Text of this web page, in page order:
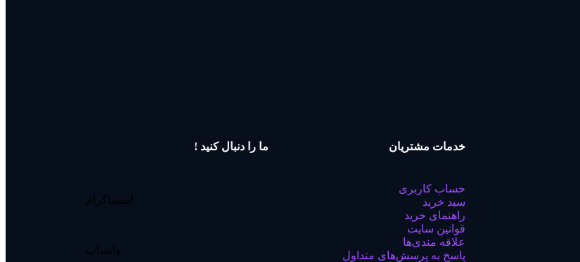
خدمات مشتریان
حساب کاربری
سبد خرید
راهنمای خرید
قوانین سایت
علاقه مندی‌ها
پاسخ به پرسش‌های متداول
ما را دنبال کنید !
اینستاگرام
واتساپ